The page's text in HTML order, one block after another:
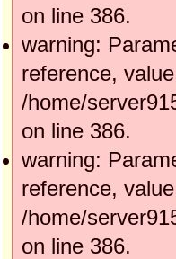
on line 386.
warning:
reference,
/home/
on line 386.
warning:
reference,
/home/
on line 386.